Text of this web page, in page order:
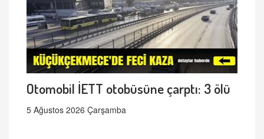
Otomobil İETT otobüsüne çarptı: 3 ölü
5 Ağustos 2026 Çarşamba